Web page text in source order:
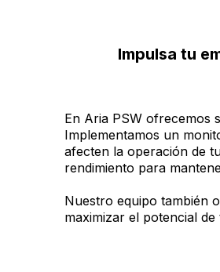
Impulsa tu
En Aria PSW ofrecemos
Implementamos un
afecten la operación de
rendimiento para
Nuestro equipo también
maximizar el potencial